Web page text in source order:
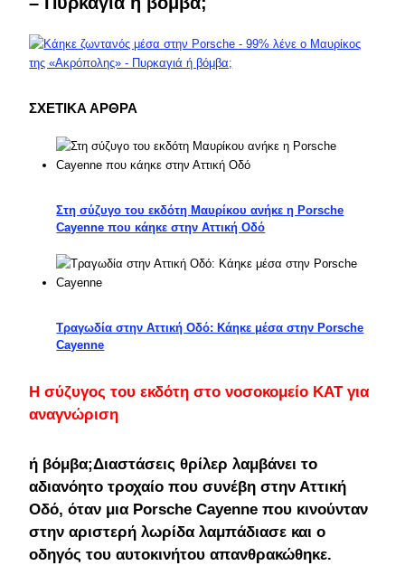
ΣΧΕΤΙΚΑ ΑΡΘΡΑ
Στη σύζυγο του εκδότη Μαυρίκου ανήκε η Porsche
Cayenne που κάηκε στην Αττική Οδό
Τραγωδία στην Αττική Οδό: Κάηκε μέσα στην Porsche
Cayenne
Η σύζυγος του εκδότη στο νοσοκομείο ΚΑΤ για
αναγνώριση
ή βόμβα;Διαστάσεις θρίλερ λαμβάνει το
αδιανόητο τροχαίο που συνέβη στην Αττική
Οδό, όταν μια Porsche Cayenne που κινούνταν
στην αριστερή λωρίδα λαμπάδιασε και ο
οδηγός του αυτοκινήτου απανθρακώθηκε.